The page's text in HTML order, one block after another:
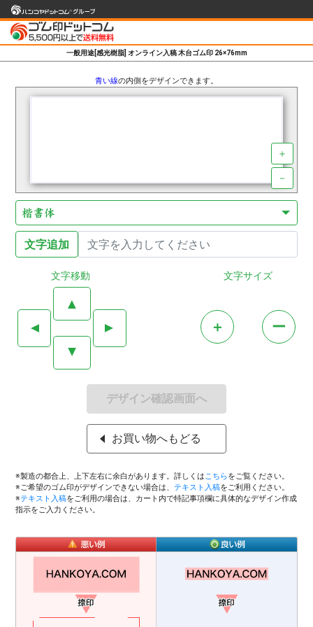
一般用途[感光樹脂] オンライン入稿 木台ゴム印 26×76mm
青い線の内側をデザインできます。
＋
－
楷書体
文字移動
▲
▲ ▲
▲
文字サイズ
＋ ー
デザイン確認画面へ
お買い物へもどる
※製造の都合上、上下左右に余白があります。詳しくはこちらをご覧ください。
※ご希望のゴム印がデザインできない場合は、テキスト入稿をご利用ください。
※テキスト入稿をご利用の場合は、カート内で特記事項欄に具体的なデザイン作成
指示をご入力ください。